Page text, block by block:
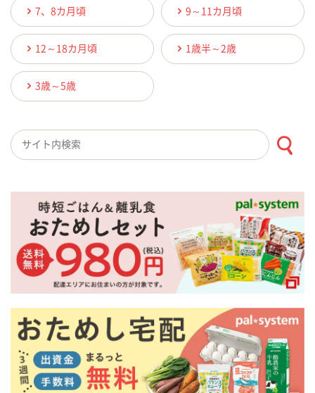
7、8カ月頃 9～11カ月頃
12～18カ月頃 1歳半～2歳
3歳～5歳
検索キーワード入力